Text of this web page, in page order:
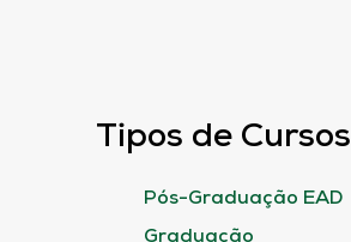
Tipos de Cursos
Pós-Graduação EAD
Graduação